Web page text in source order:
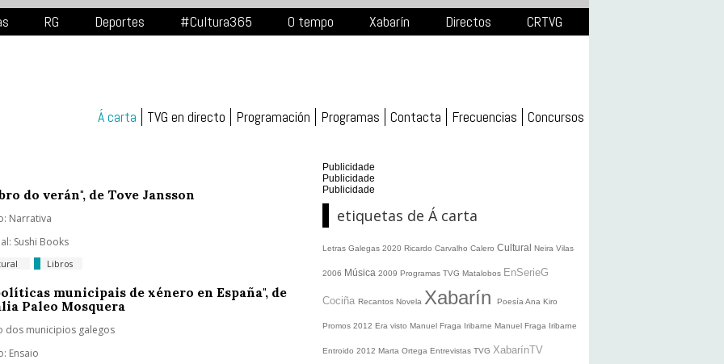
RG Deportes #Cultura365 O tempo Xabarín Directos CRTVG
Á carta TVG en directo Programación Programas Contacta Frecuencias Concursos
do verán", de Tove Jansson
Narrativa
Sushi Books
Libros
municipais de xénero en España", de
Paleo Mosquera
dos municipios galegos
Ensaio
Publicidade
Publicidade
Publicidade
etiquetas de Á carta
Letras Galegas 2020 Ricardo Carvalho Calero Cultural Neira Vilas
2006 Música 2009 Programas TVG Matalobos EnSerieG
Cociña Recantos Novela Xabarín Poesía Ana Kiro
Promos 2012 Era visto Manuel Fraga Iribarne Manuel Fraga Iribarne
Entroido 2012 Marta Ortega Entrevistas TVG XabarínTV